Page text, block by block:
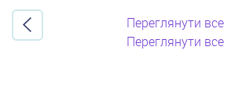
Переглянути все
Переглянути все